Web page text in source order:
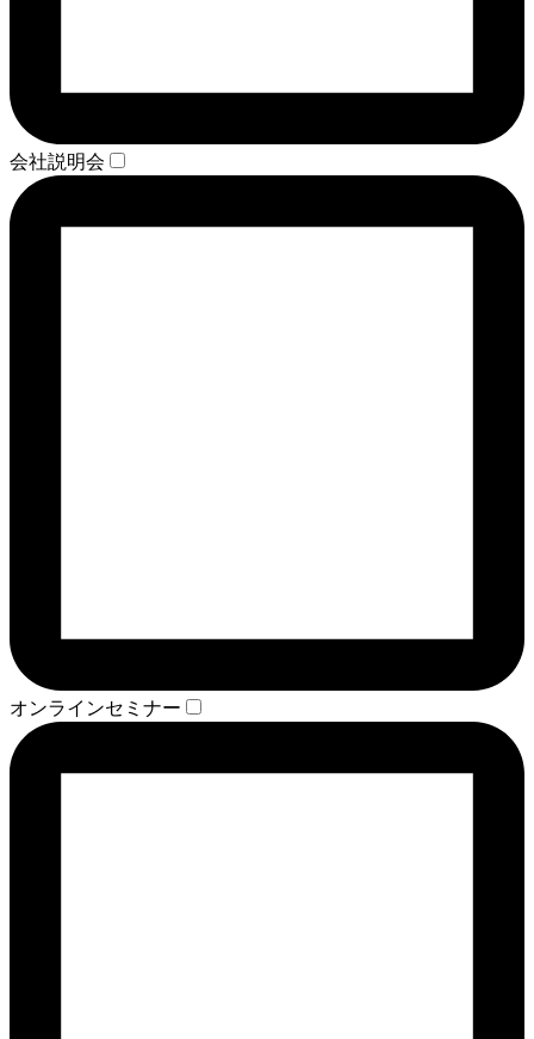
会社説明会
オンラインセミナー